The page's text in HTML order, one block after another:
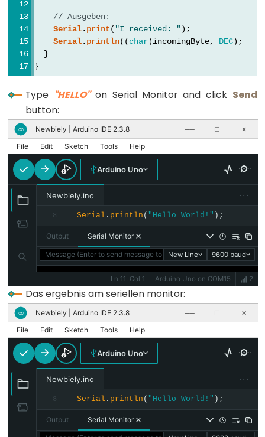
Constants
Gleitkommazahlkonstanten
Integer-
Konstanten
Variable
Scope
Qualifiers
const
scope
static
volatile
Digital
IO
digitalRead()
// Ausgeben:
Serial. print( "I received: ");
Serial. println((char)incomingByte, DEC);
  }
}
Type "HELLO"on Serial Monitor and click Send
button:
∞ Newbiely | Arduino IDE 2.3.8 ── ☐ ✕
File Edit Sketch Tools Help
Arduino Uno
Newbiely.ino ···
8 Serial . println ( "Hello World!" );
Output Serial Monitor
Message (Enter to send message to 'Arduino Uno' on 'COM15')
New Line 9600 baud
Ln 11, Col 1 Arduino Uno on COM15 2
Das ergebnis am seriellen monitor:
∞ Newbiely | Arduino IDE 2.3.8 ── ☐ ✕
File Edit Sketch Tools Help
Arduino Uno
Newbiely.ino ···
8 Serial . println ( "Hello World!" );
Output Serial Monitor